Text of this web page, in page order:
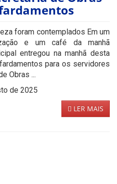
foram contemplados Em um
e um café da manhã
entregou na manhã desta
para os servidores
Obras ...
de 2025
LER MAIS